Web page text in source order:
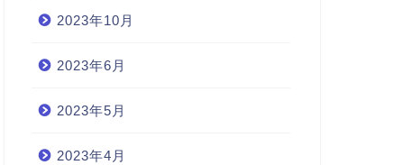
2023年10月
2023年6月
2023年5月
2023年4月